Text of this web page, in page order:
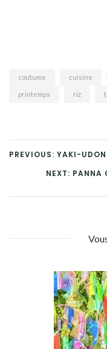
coutume cuisine
printemps riz
PREVIOUS: YAKI-
NEXT: PANNA